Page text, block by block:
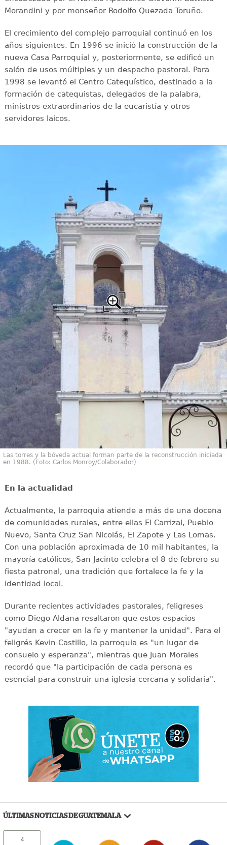
Morandini y por monseñor Rodolfo Quezada Toruño.
El crecimiento del complejo parroquial continuó en los
años siguientes. En 1996 se inició la construcción de la
nueva Casa Parroquial y, posteriormente, se edificó un
salón de usos múltiples y un despacho pastoral. Para
1998 se levantó el Centro Catequístico, destinado a la
formación de catequistas, delegados de la palabra,
ministros extraordinarios de la eucaristía y otros
servidores laicos.
Las torres y la bóveda actual forman parte de la reconstrucción iniciada
en 1988. (Foto: Carlos Monroy/Colaborador)
En la actualidad
Actualmente, la parroquia atiende a más de una docena
de comunidades rurales, entre ellas El Carrizal, Pueblo
Nuevo, Santa Cruz San Nicolás, El Zapote y Las Lomas.
Con una población aproximada de 10 mil habitantes, la
mayoría católicos, San Jacinto celebra el 8 de febrero su
fiesta patronal, una tradición que fortalece la fe y la
identidad local.
Durante recientes actividades pastorales, feligreses
como Diego Aldana resaltaron que estos espacios
"ayudan a crecer en la fe y mantener la unidad". Para el
feligrés Kevin Castillo, la parroquia es "un lugar de
consuelo y esperanza", mientras que Juan Morales
recordó que "la participación de cada persona es
esencial para construir una iglesia cercana y solidaria".
ÚLTIMAS NOTICIAS DE GUATEMALA
4